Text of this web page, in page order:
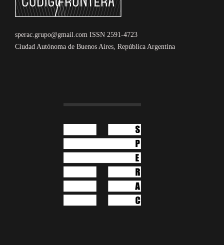
sperac.grupo@gmail.com ISSN 2591-4723
Ciudad Autónoma de Buenos Aires, República Argentina